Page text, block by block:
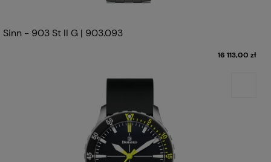
Sinn - 903 St II G | 903.093
16 113,00 zł